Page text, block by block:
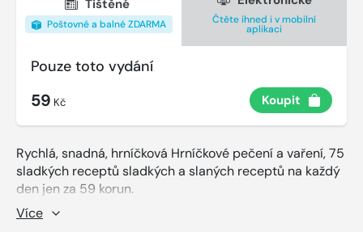
Tištěné
Poštovné a balné ZDARMA Čtěte ihned i v mobilní
aplikaci
Pouze toto vydání
59 Kč Koupit
Rychlá, snadná, hrníčková Hrníčkové pečení a vaření, 75
sladkých receptů sladkých a slaných receptů na každý
den jen za 59 korun.
Najdete zde recepty např.: Věnečky z odpalovaného
Více